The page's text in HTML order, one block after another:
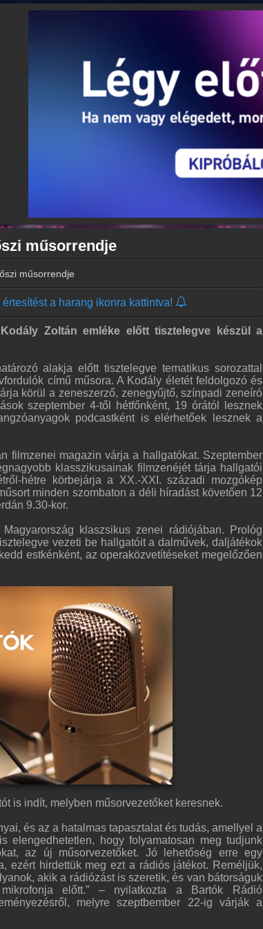
műsorrendje
műsorrendje
a harang ikonra kattintva!
Zoltán emléke előtt tisztelegve készül a
alakja előtt tisztelegve tematikus sorozattal
című műsora. A Kodály életét feldolgozó és
körül a zeneszerző, zenegyűjtő, színpadi zeneíró
szeptember 4-től hétfőnként, 19 órától lesznek
podcastként is elérhetőek lesznek a
filmzenei magazin várja a hallgatókat. Szeptember
klasszikusainak filmzenéjét tárja hallgatói
hétre körbejárja a XX.-XXI. századi mozgókép
minden szombaton a déli híradást követően 12
9.30-kor.
klaszsikus zenei rádiójában. Prológ
vezeti be hallgatóit a dalművek, daljátékok
estkénként, az operaközvetítéseket megelőzően
is indít, melyben műsorvezetőket keresnek.
és az a hatalmas tapasztalat és tudás, amellyel a
elengedhetetlen, hogy folyamatosan meg tudjunk
az új műsorvezetőket. Jó lehetőség erre egy
ezért hirdettük meg ezt a rádiós játékot. Reméljük,
akik a rádiózást is szeretik, és van bátorságuk
előtt.” – nyilatkozta a Bartók Rádió
melyre szeptbember 22-ig várják a